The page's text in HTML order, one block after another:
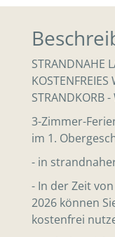
STRANDNAHE
STRANDKORB
3-Zimmer-
im 1.
- in
- In der Zeit
2026 können
kostenfrei